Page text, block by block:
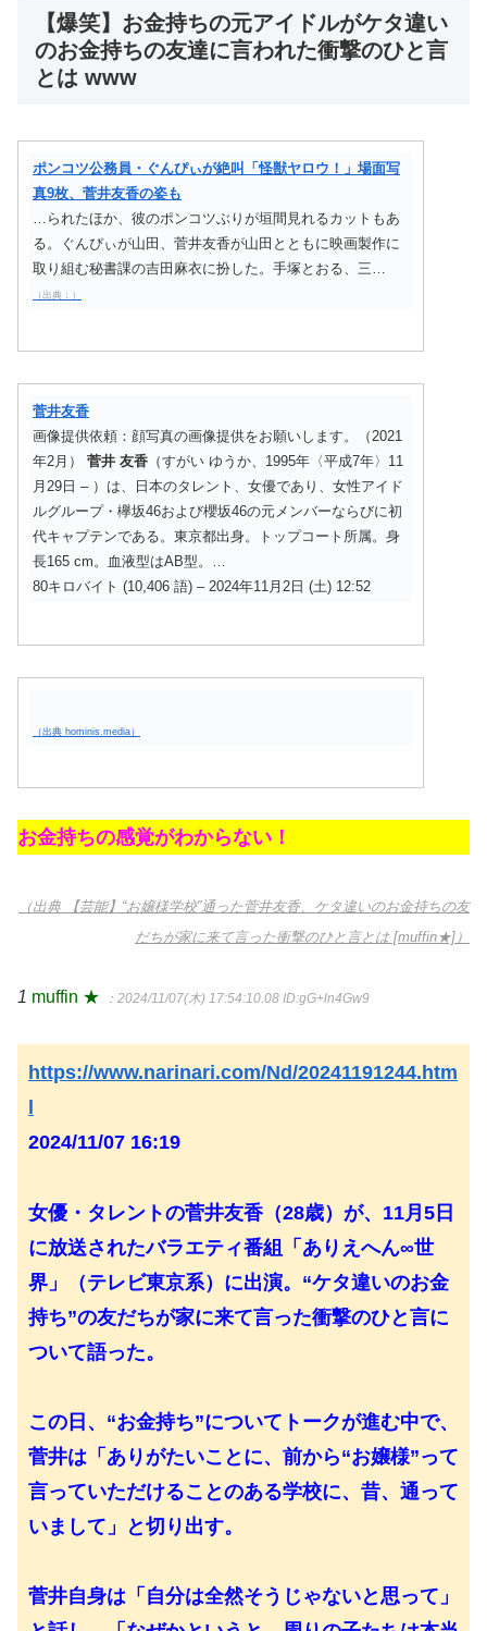
【爆笑】お金持ちの元アイドルがケタ違い
のお金持ちの友達に言われた衝撃のひと言
とは www
ポンコツ公務員・ぐんぴぃが絶叫「怪獣ヤロウ！」場面写
真9枚、菅井友香の姿も
…られたほか、彼のポンコツぶりが垣間見れるカットもあ
る。ぐんぴぃが山田、菅井友香が山田とともに映画製作に
取り組む秘書課の吉田麻衣に扮した。手塚とおる、三…
（出典：）
菅井友香
画像提供依頼：顔写真の画像提供をお願いします。（2021
年2月） 菅井 友香 （すがい ゆうか、1995年〈平成7年〉11
月29日 – ）は、日本のタレント、女優であり、女性アイド
ルグループ・欅坂46および櫻坂46の元メンバーならびに初
代キャプテンである。東京都出身。トップコート所属。身
長165 cm。血液型はAB型。…
80キロバイト (10,406 語) – 2024年11月2日 (土) 12:52
（出典 hominis.media）
お金持ちの感覚がわからない！
（出典 【芸能】“お嬢様学校”通った菅井友香、ケタ違いのお金持ちの友
だちが家に来て言った衝撃のひと言とは [muffin★]）
1 muffin ★ ：2024/11/07(木) 17:54:10.08 ID:gG+ln4Gw9
https://www.narinari.com/Nd/20241191244.htm
2024/11/07 16:19
女優・タレントの菅井友香（28歳）が、11月5日
に放送されたバラエティ番組「ありえへん∞世
界」（テレビ東京系）に出演。“ケタ違いのお金
持ち”の友だちが家に来て言った衝撃のひと言に
ついて語った。
この日、“お金持ち”についてトークが進む中で、
菅井は「ありがたいことに、前から“お嬢様”って
言っていただけることのある学校に、昔、通って
いまして」と切り出す。
菅井自身は「自分は全然そうじゃないと思って」